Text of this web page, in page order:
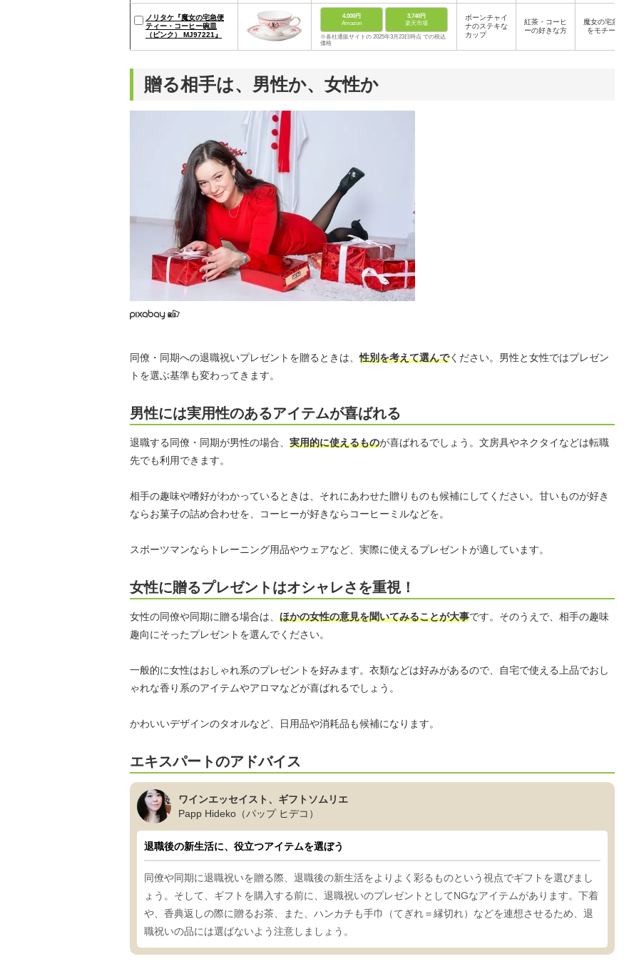
ノリタケ『魔女の宅急便
ティー・コーヒー碗皿
（ピンク） MJ97221』
4,000円
Amazon
3,740円
楽天市場
※各社通販サイトの 2025年3月23日時点 での税込
価格
ボーンチャイ
ナのステキな
カップ
紅茶・コーヒ
ーの好きな方
魔女の宅急便
をモチーフ
贈る相手は、男性か、女性か
同僚・同期への退職祝いプレゼントを贈るときは、性別を考えて選んでください。男性と女性ではプレゼン
トを選ぶ基準も変わってきます。
男性には実用性のあるアイテムが喜ばれる
退職する同僚・同期が男性の場合、 実用的に使えるものが喜ばれるでしょう。文房具やネクタイなどは転職
先でも利用できます。
相手の趣味や嗜好がわかっているときは、それにあわせた贈りものも候補にしてください。甘いものが好き
ならお菓子の詰め合わせを、コーヒーが好きならコーヒーミルなどを。
スポーツマンならトレーニング用品やウェアなど、実際に使えるプレゼントが適しています。
女性に贈るプレゼントはオシャレさを重視！
女性の同僚や同期に贈る場合は、 ほかの女性の意見を聞いてみることが大事です。そのうえで、相手の趣味
趣向にそったプレゼントを選んでください。
一般的に女性はおしゃれ系のプレゼントを好みます。衣類などは好みがあるので、自宅で使える上品でおし
ゃれな香り系のアイテムやアロマなどが喜ばれるでしょう。
かわいいデザインのタオルなど、日用品や消耗品も候補になります。
エキスパートのアドバイス
ワインエッセイスト、ギフトソムリエ
Papp Hideko（パップ ヒデコ）
退職後の新生活に、役立つアイテムを選ぼう
同僚や同期に退職祝いを贈る際、退職後の新生活をよりよく彩るものという視点でギフトを選びまし
ょう。そして、ギフトを購入する前に、退職祝いのプレゼントとしてNGなアイテムがあります。下着
や、香典返しの際に贈るお茶、また、ハンカチも手巾（てぎれ＝縁切れ）などを連想させるため、退
職祝いの品には選ばないよう注意しましょう。